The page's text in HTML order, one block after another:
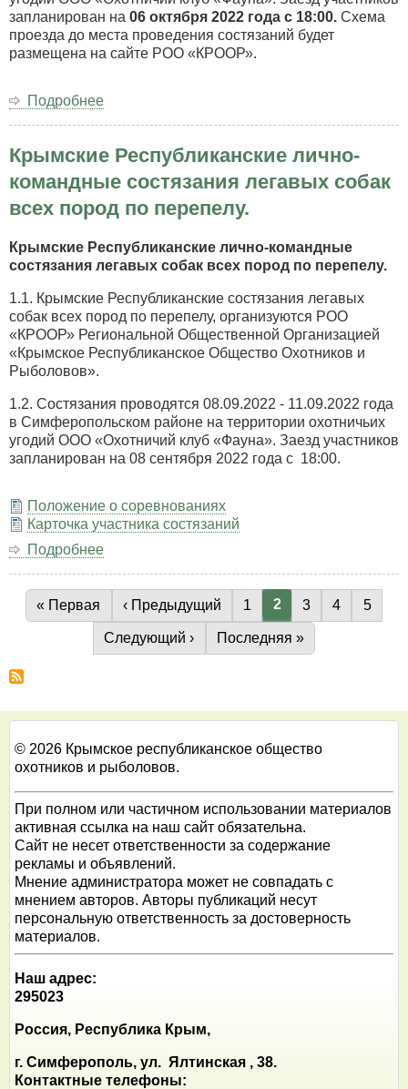
автомобильному
биатлону,
посвящённых
«Крымская
весна».
запланирован на 06 октября 2022 года с 18:00. Схема
проезда до места проведения состязаний будет
размещена на сайте РОО «КРООР».
Подробнее
состязания
собак
всех
по
фазану.
Крымские Республиканские лично-
командные состязания легавых собак
всех пород по перепелу.
Крымские Республиканские лично-командные
состязания легавых собак всех пород по перепелу.
1.1. Крымские Республиканские состязания легавых
собак всех пород по перепелу, организуются РОО
«КРООР» Региональной Общественной Организацией
«Крымское Республиканское Общество Охотников и
Рыболовов».
1.2. Состязания проводятся 08.09.2022 - 11.09.2022 года
в Симферопольском районе на территории охотничьих
угодий ООО «Охотничий клуб «Фауна». Заезд участников
запланирован на 08 сентября 2022 года с 18:00.
Положение о соревнованиях
Карточка участника состязаний
Подробнее
Республиканские
лично-
командные
состязания
легавых
пород
перепелу.
Нумерация
Первая страница
« Первая Предыдущая страница
‹ Предыдущий Страница
1 Текущая страница
2 Страница
3 Страница
4 5
Следующая страница
Следующий › Последняя страница
Последняя »
© 2026 Крымское республиканское общество
охотников и рыболовов.
При полном или частичном использовании материалов
активная ссылка на наш сайт обязательна.
Сайт не несет ответственности за содержание
рекламы и объявлений.
Мнение администратора может не совпадать с
мнением авторов. Авторы публикаций несут
персональную ответственность за достоверность
материалов.
Наш адрес:
295023
Россия, Республика Крым,
г. Симферополь, ул. Ялтинская , 38.
Контактные телефоны: